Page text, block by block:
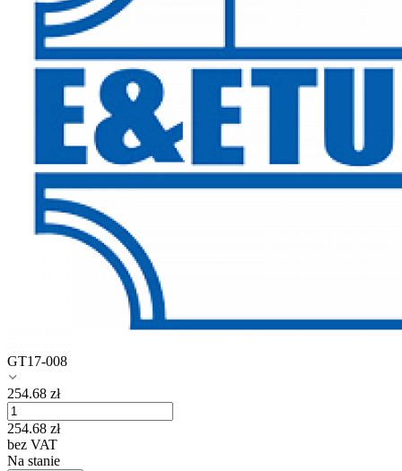
GT17-008
254.68 zł
254.68 zł
bez VAT
Na stanie